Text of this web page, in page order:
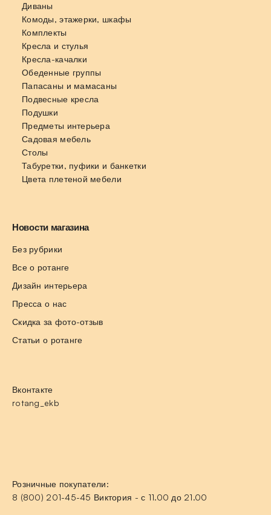
Диваны
Комоды, этажерки, шкафы
Комплекты
Кресла и стулья
Кресла-качалки
Обеденные группы
Папасаны и мамасаны
Подвесные кресла
Подушки
Предметы интерьера
Садовая мебель
Столы
Табуретки, пуфики и банкетки
Цвета плетеной мебели
Новости магазина
Без рубрики
Все о ротанге
Дизайн интерьера
Пресса о нас
Скидка за фото-отзыв
Статьи о ротанге
Вконтакте
rotang_ekb
Розничные покупатели:
8 (800) 201-45-45 Виктория - с 11.00 до 21.00